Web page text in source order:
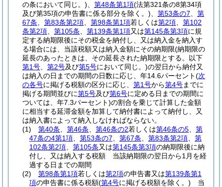
の条において同じ。)
第48条第1項(法第321条の8第34項
及び第35項の申告書に係る部分を除く。)
第53条の7
第
67条
第83条第2項 第98条第1項若しくは第2項
第102
条第2項
第105条 第139条第1項又は第145条第3項に規
定する納期限後にその税金を納付し、又は納入金を納入す
る場合には、当該税額又は納入金額にその納期限(納期限の
延長のあったときは、その延長された納期限とする。以下
第1号
第2号及び第5号において同じ。)の翌日から納付又
は納入の日までの期間の日数に応じ、年14.6パーセント(次
の各号に掲げる税額の区分に応じ、 第1号から第4号までに
掲げる期間並びに第5号及び第6号に定める日までの期間に
ついては、年7.3パーセント)の割合を乗じて計算した金額
に相当する延滞金額を加算して納付書によって納付し、又
は納入書によって納入しなければならない。
(1)
第40条 第46条 第46条の2若しくは第46条の5
第
47条の4第1項
第53条の7 第67条 第83条第2項
第
102条第2項
第105条又は第145条第3項の納期限後に納
付し、又は納入する税額 当該納期限の翌日から1月を経
過する日までの期間
(2)
第98条第1項若しくは第2項の申告書又は第139条第1
項の申告書に係る税額(第4号に掲げる税額を除く。) 当